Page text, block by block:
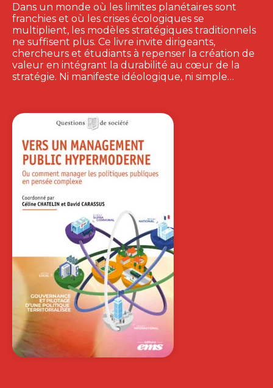
Dans un monde où les limites planétaires sont
franchies et où les crises écologiques se
multiplient, les modèles stratégiques traditionnels
ne suffisent plus. Ce livre invite dirigeants,
chercheurs et étudiants à repenser la création de
valeur en intégrant la durabilité au cœur de la
stratégie. Ni manifeste idéologique, ni simple…